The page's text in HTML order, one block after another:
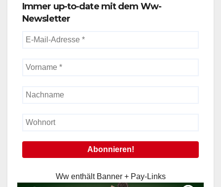
Immer up-to-date mit dem Ww-
Newsletter
Ww enthält Banner + Pay-Links